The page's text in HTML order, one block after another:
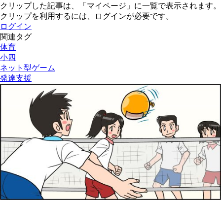
クリップした記事は、「マイページ」に一覧で表示されます。
クリップを利用するには、ログインが必要です。
ログイン
関連タグ
体育
小四
ネット型ゲーム
発達支援